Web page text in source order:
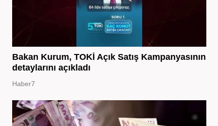
Bakan Kurum, TOKİ Açık Satış Kampanyasının
detaylarını açıkladı
Haber7